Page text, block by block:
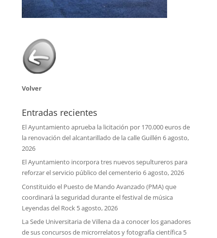
Volver
Entradas recientes
El Ayuntamiento aprueba la licitación por 170.000 euros de
la renovación del alcantarillado de la calle Guillén 6 agosto,
2026
El Ayuntamiento incorpora tres nuevos sepultureros para
reforzar el servicio público del cementerio 6 agosto, 2026
Constituido el Puesto de Mando Avanzado (PMA) que
coordinará la seguridad durante el festival de música
Leyendas del Rock 5 agosto, 2026
La Sede Universitaria de Villena da a conocer los ganadores
de sus concursos de microrrelatos y fotografía científica 5